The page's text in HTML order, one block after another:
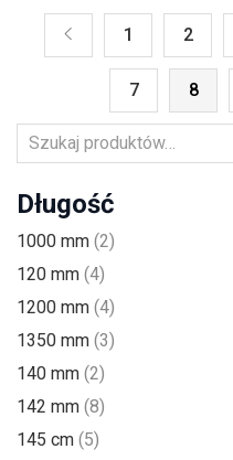
1 2
7 8
Długość
1000 mm (2)
120 mm (4)
1200 mm (4)
1350 mm (3)
140 mm (2)
142 mm (8)
145 cm (5)